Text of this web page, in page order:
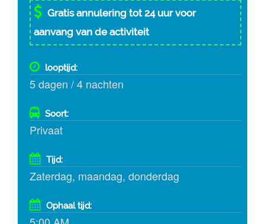
Gratis annulering tot 24 uur voor
aanvang van de activiteit
looptijd:
5 dagen / 4 nachten
Soort:
Privaat
Tijd:
Zaterdag, maandag, donderdag
Ophaal tijd: